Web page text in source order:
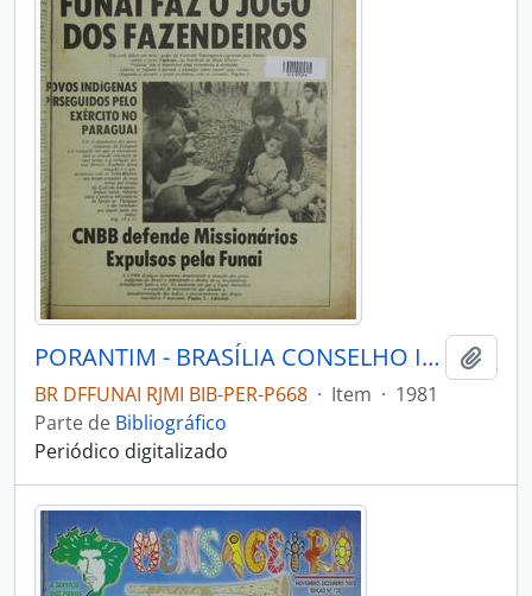
PORANTIM - BRASÍLIA CONSELHO INDIGENISTA MISSIONÁRIO - 1981 - Nº32
BR DFFUNAI RJMI BIB-PER-P668 · Item · 1981
Parte de Bibliográfico
Periódico digitalizado